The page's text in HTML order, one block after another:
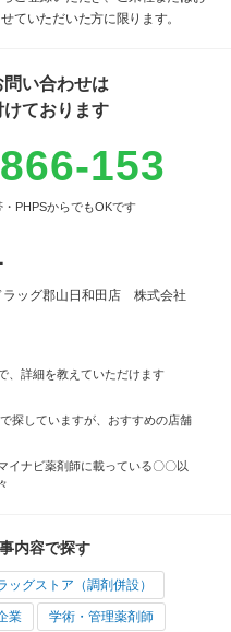
ていただいた方に限ります。
い合わせは
ております
153
PHPSからでもOKです
ラッグ郡山日和田店 株式会社
、詳細を教えていただけます
探していますが、おすすめの店舗
イナビ薬剤師に載っている〇〇以
内容で探す
ッグストア（調剤併設）
業 学術・管理薬剤師